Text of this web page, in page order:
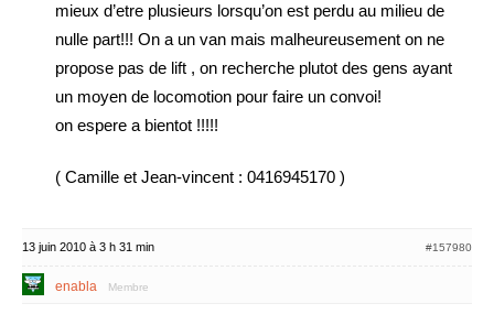
mieux d’etre plusieurs lorsqu’on est perdu au milieu de
nulle part!!! On a un van mais malheureusement on ne
propose pas de lift , on recherche plutot des gens ayant
un moyen de locomotion pour faire un convoi!
on espere a bientot !!!!!
( Camille et Jean-vincent : 0416945170 )
13 juin 2010 à 3 h 31 min #157980
enabla Membre